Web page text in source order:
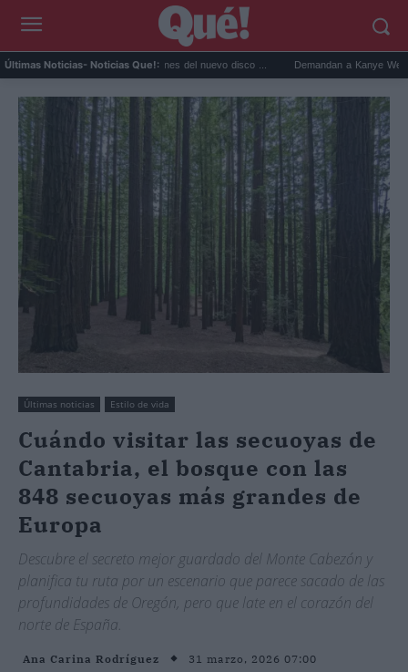
Últimas Noticias- Noticias Que!:
colaboraciones del nuevo disco ... Demandan a Kanye West: un
Últimas noticias Estilo de vida
Cuándo visitar las secuoyas de
Cantabria, el bosque con las
848 secuoyas más grandes de
Europa
Descubre el secreto mejor guardado del Monte Cabezón y
planifica tu ruta por un escenario que parece sacado de las
profundidades de Oregón, pero que late en el corazón del
norte de España.
Ana Carina Rodríguez 31 marzo, 2026 07:00